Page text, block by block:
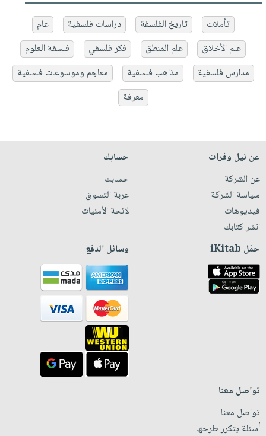
تأملات تاريخ الفلسفة دراسات فلسفية
عام
علم الأخلاق
علم المنطق فكر فلسفي
فلسفة العلوم
مدارس فلسفية
مذاهب فلسفية
معاجم وموسوعات فلسفية
معرفة
عن نيل وفرات
عن الشركة
سياسة الشركة
فيديوهات
انشر كتابك
حسابك
حسابك
عربة التسوق
لائحة الأمنيات
حمّل iKitab وسائل الدفع
تواصل معنا
تواصل معنا
أسئلة يتكرر طرحها